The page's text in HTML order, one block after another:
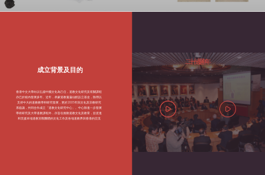
十週年
二十週年
成立背景及目的
香港中文大學向以弘揚中國文化為己任，道教文化研究及有關課程
亦已於校內發展多年。近年，承蒙道教蓬瀛仙館設立基金，除用以
支持中大的道教教學和研究發展，更於2005年與文化及宗教研究
系協議，共同合作成立「道教文化研究中心」。中心除進一步發展
學術研究及大學道教課程外，亦旨在推動道教文化及教育，並促進
和支援本地道教宮觀團體的文化工作及各地道教界與香港的交流